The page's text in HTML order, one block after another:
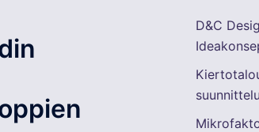
D&C
suunnittelu